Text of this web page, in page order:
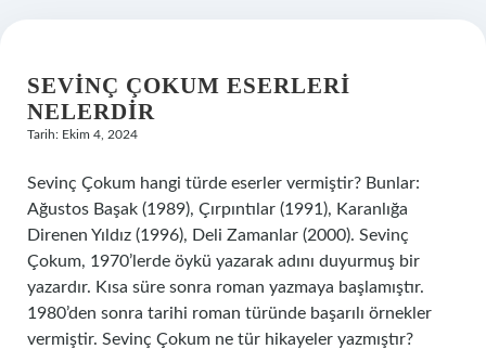
SEVINÇ ÇOKUM ESERLERI
NELERDIR
Tarih: Ekim 4, 2024
Sevinç Çokum hangi türde eserler vermiştir? Bunlar:
Ağustos Başak (1989), Çırpıntılar (1991), Karanlığa
Direnen Yıldız (1996), Deli Zamanlar (2000). Sevinç
Çokum, 1970’lerde öykü yazarak adını duyurmuş bir
yazardır. Kısa süre sonra roman yazmaya başlamıştır.
1980’den sonra tarihi roman türünde başarılı örnekler
vermiştir. Sevinç Çokum ne tür hikayeler yazmıştır?